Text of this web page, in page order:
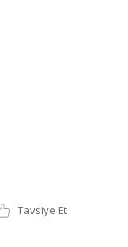
Tavsiye Et